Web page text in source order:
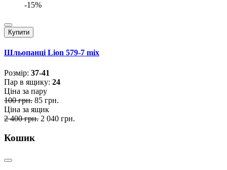
-15%
Купити
Шльопанці Lion 579-7 mix
Розмiр: 37-41
Пар в ящику: 24
Ціна за пару
100 грн. 85 грн.
Ціна за ящик
2 400 грн. 2 040 грн.
Кошик